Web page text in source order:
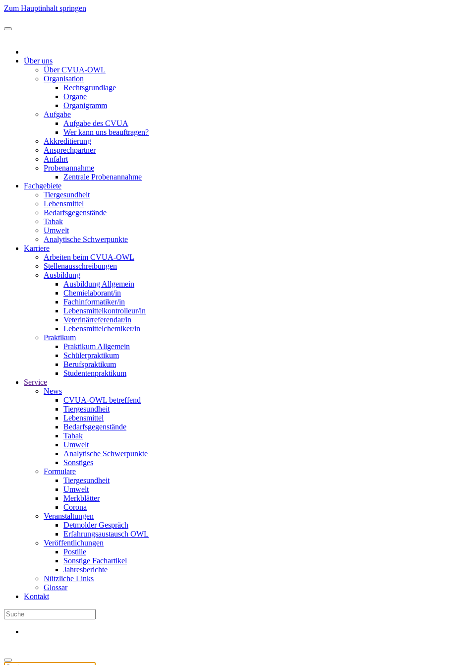
Zum Hauptinhalt springen
Über uns
Über CVUA-OWL
Organisation
Rechtsgrundlage
Organe
Organigramm
Aufgabe
Aufgabe des CVUA
Wer kann uns beauftragen?
Akkreditierung
Ansprechpartner
Anfahrt
Probenannahme
Zentrale Probenannahme
Fachgebiete
Tiergesundheit
Lebensmittel
Bedarfsgegenstände
Tabak
Umwelt
Analytische Schwerpunkte
Karriere
Arbeiten beim CVUA-OWL
Stellenausschreibungen
Ausbildung
Ausbildung Allgemein
Chemielaborant/in
Fachinformatiker/in
Lebensmittelkontrolleur/in
Veterinärreferendar/in
Lebensmittelchemiker/in
Praktikum
Praktikum Allgemein
Schülerpraktikum
Berufspraktikum
Studentenpraktikum
Service
News
CVUA-OWL betreffend
Tiergesundheit
Lebensmittel
Bedarfsgegenstände
Tabak
Umwelt
Analytische Schwerpunkte
Sonstiges
Formulare
Tiergesundheit
Umwelt
Merkblätter
Corona
Veranstaltungen
Detmolder Gespräch
Erfahrungsaustausch OWL
Veröffentlichungen
Postille
Sonstige Fachartikel
Jahresberichte
Nützliche Links
Glossar
Kontakt